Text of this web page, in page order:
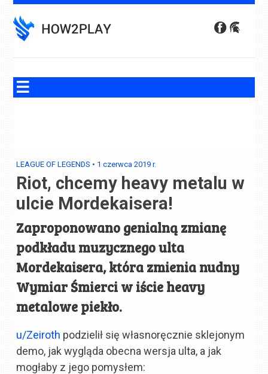
to
content
LEAGUE OF LEGENDS • 1 czerwca 2019 r.
Riot, chcemy heavy metalu w
ulcie Mordekaisera!
Zaproponowano genialną zmianę
podkładu muzycznego ulta
Mordekaisera, która zmienia nudny
Wymiar Śmierci w iście heavy
metalowe piekło.
u/Zeiroth podzielił się własnoręcznie sklejonym
demo, jak wygląda obecna wersja ulta, a jak
mogłaby z jego pomysłem: